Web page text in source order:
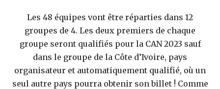
Les 48 équipes vont être réparties dans 12
groupes de 4. Les deux premiers de chaque
groupe seront qualifiés pour la CAN 2023 sauf
dans le groupe de la Côte d’Ivoire, pays
organisateur et automatiquement qualifié, où un
seul autre pays pourra obtenir son billet ! Comme